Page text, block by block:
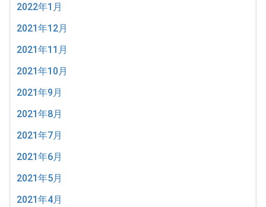
2022年1月
2021年12月
2021年11月
2021年10月
2021年9月
2021年8月
2021年7月
2021年6月
2021年5月
2021年4月